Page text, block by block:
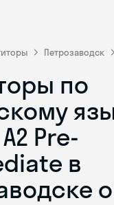
Петрозаводск
по
Pre-
в